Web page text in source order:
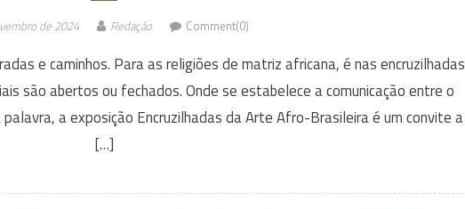
de 2024 Redação Comment(0)
e caminhos. Para as religiões de matriz africana, é nas encruzilhadas
são abertos ou fechados. Onde se estabelece a comunicação entre o
a exposição Encruzilhadas da Arte Afro-Brasileira é um convite a
[…]